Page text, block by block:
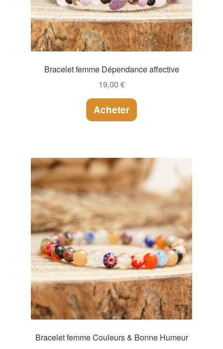
Bracelet femme Dépendance affective
19,00 €
Acheter
Bracelet femme Couleurs & Bonne Humeur